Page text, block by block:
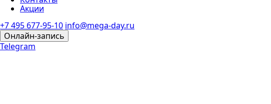
Акции
+7 495 677-95-10 info@mega-day.ru
Онлайн-запись
Telegram